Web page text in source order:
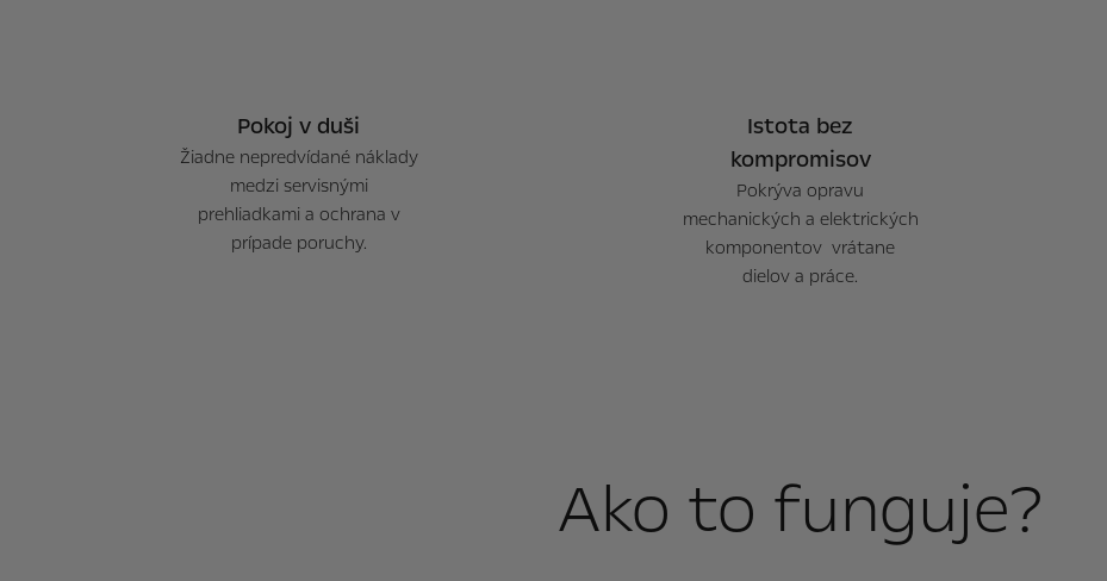
Pokoj v duši
Žiadne nepredvídané náklady
medzi servisnými
prehliadkami a ochrana v
prípade poruchy.
Istota bez
kompromisov
Pokrýva opravu
mechanických a elektrických
komponentov vrátane
dielov a práce.
Ako to funguje?